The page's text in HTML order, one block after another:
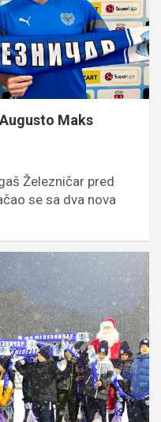
Maks
Železničar pred
se sa dva nova